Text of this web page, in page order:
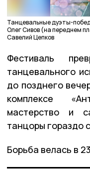
Танцевальные дуэты-
Олег Сивов (на переднем
Савелий Цепков
Фестиваль
танцевального
до позднего
комплексе
мастерство и
танцоры гораздо
Борьба велась в